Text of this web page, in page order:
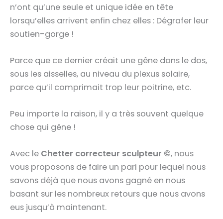
n’ont qu’une seule et unique idée en tête
lorsqu’elles arrivent enfin chez elles : Dégrafer leur
soutien-gorge !
Parce que ce dernier créait une gêne dans le dos,
sous les aisselles, au niveau du plexus solaire,
parce qu’il comprimait trop leur poitrine, etc.
Peu importe la raison, il y a très souvent quelque
chose qui gêne !
Avec le Chetter correcteur sculpteur ©, nous
vous proposons de faire un pari pour lequel nous
savons déjà que nous avons gagné en nous
basant sur les nombreux retours que nous avons
eus jusqu’à maintenant.